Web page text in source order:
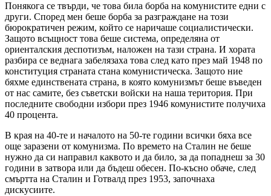
Понякога се твърди, че това била борба на комунистите едни с
други. Според мен беше борба за разграждане на този
бюрократичен режим, който се наричаше социалистически.
Защото всъщност това беше система, определяна от
ориенталския деспотизъм, наложен на тази страна. И хората
разбира се веднага забелязаха това след като през май 1948 по
конституция страната стана комунистическа. Защото ние
бяхме единствената страна, в която комунизмът беше въведен
от нас самите, без съветски войски на наша територия. При
последните свободни избори през 1946 комунистите получиха
40 процента.
В края на 40-те и началото на 50-те години всички бяха все
още заразени от комунизма. По времето на Сталин не беше
нужно да си направил каквото и да било, за да попаднеш за 30
години в затвора или да бъдеш обесен. По-късно обаче, след
смъртта на Сталин и Готвалд през 1953, започнаха
дискусиите.